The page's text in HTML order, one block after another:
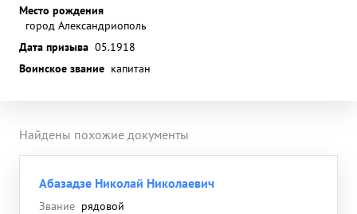
Место рождения
город Александриополь
Дата призыва 05.1918
Воинское звание капитан
Найдены похожие документы
Абазадзе Николай Николаевич
Звание рядовой